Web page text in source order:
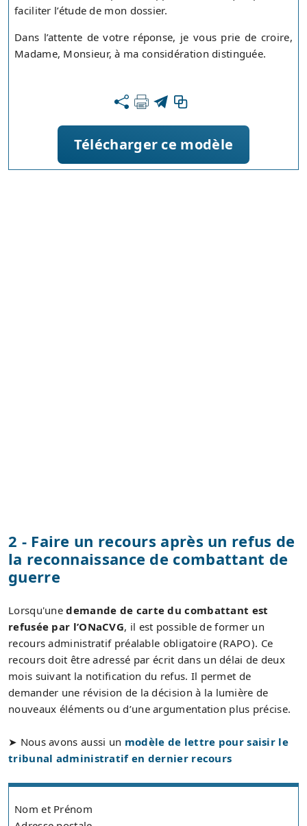
faciliter l’étude de mon dossier.
Dans l’attente de votre réponse, je vous prie de croire,
Madame, Monsieur, à ma considération distinguée.
Télécharger ce modèle
2 - Faire un recours après un refus de
la reconnaissance de combattant de
guerre
Lorsqu'unedemande de carte du combattant est
refusée par l’ONaCVG, il est possible de former un
recours administratif préalable obligatoire (RAPO). Ce
recours doit être adressé par écrit dans un délai de deux
mois suivant la notification du refus. Il permet de
demander une révision de la décision à la lumière de
nouveaux éléments ou d’une argumentation plus précise.
➤ Nous avons aussi un modèle de lettre pour saisir le
tribunal administratif en dernier recours
Nom et Prénom